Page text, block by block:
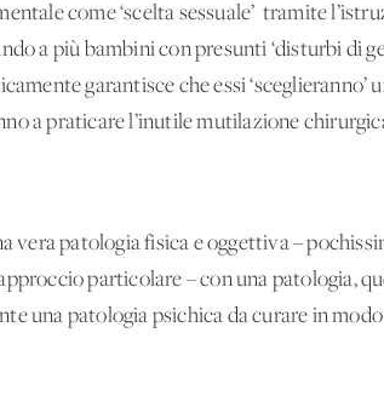
come ‘scelta sessuale’ tramite
a più bambini con presunti ‘disturbi di
garantisce che essi
a praticare l’inutile mutilazione
vera patologia fisica e oggettiva –
particolare – con una patologia,
una patologia psichica da curare in